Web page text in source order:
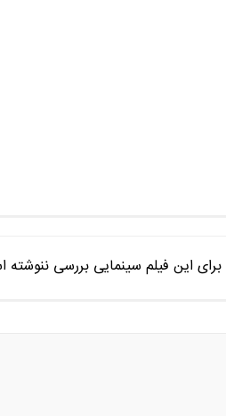
این فیلم سینمایی بررسی